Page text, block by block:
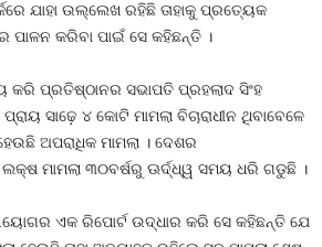
ଯାହା ଉଲ୍ଲେଖ ରହିଛି ତାହାକୁ ପ୍ରତ୍ୟେକ
କରିବା ପାଇଁ ସେ କହିଛନ୍ତି ।
କରି ପ୍ରତିଷ୍ଠାନର ସଭାପତି ପ୍ରହଲାଦ ସିଂହ
ସାଢ଼େ ୪ କୋଟି ମାମଲା ବିଚାରାଧୀନ ଥିବାବେଳେ
ଅପରାଧିକ ମାମଲା । ଦେଶର
ମାମଲା ୩୦ବର୍ଷରୁ ଊର୍ଦ୍ଧ୍ୱ ସମୟ ଧରି ଗଡୁଛି ।
ଏକ ରିପୋର୍ଟ ଉଦ୍ଧାର କରି ସେ କହିଛନ୍ତି ଯେ